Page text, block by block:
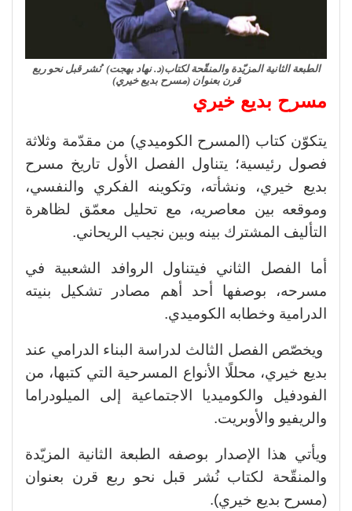
الطبعة الثانية المزيّدة والمنقّحة لكتاب(د. نهاد بهجت) نُشر قبل نحو ربع
قرن بعنوان (مسرح بديع خيري)
مسرح بديع خيري
يتكوّن كتاب (المسرح الكوميدي) من مقدّمة وثلاثة
فصول رئيسية؛ يتناول الفصل الأول تاريخ مسرح
بديع خيري، ونشأته، وتكوينه الفكري والنفسي،
وموقعه بين معاصريه، مع تحليل معمّق لظاهرة
التأليف المشترك بينه وبين نجيب الريحاني.
أما الفصل الثاني فيتناول الروافد الشعبية في
مسرحه، بوصفها أحد أهم مصادر تشكيل بنيته
الدرامية وخطابه الكوميدي.
ويخصّص الفصل الثالث لدراسة البناء الدرامي عند
بديع خيري، محللًا الأنواع المسرحية التي كتبها، من
الفودفيل والكوميديا الاجتماعية إلى الميلودراما
والريفيو والأوبريت.
ويأتي هذا الإصدار بوصفه الطبعة الثانية المزيّدة
والمنقّحة لكتاب نُشر قبل نحو ربع قرن بعنوان
(مسرح بديع خيري).